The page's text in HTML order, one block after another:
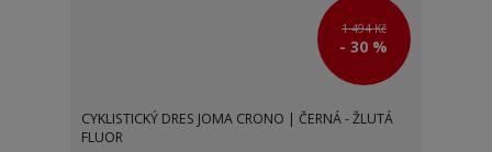
1 494 Kč
- 30 %
CYKLISTICKÝ DRES JOMA CRONO | ČERNÁ - ŽLUTÁ
FLUOR